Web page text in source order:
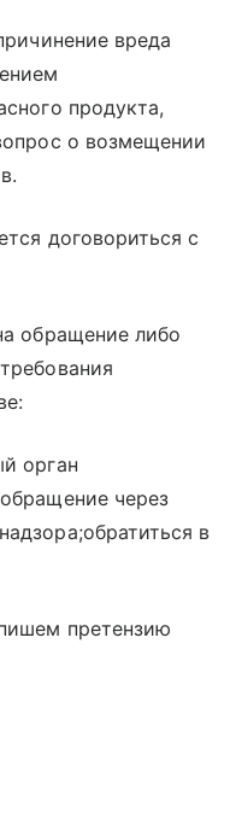
вреда
продукта,
о возмещении
договориться с
обращение либо
орган
через
в
претензию